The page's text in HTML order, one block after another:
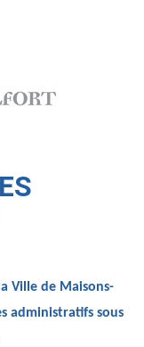
Ville de Maisons-
administratifs sous